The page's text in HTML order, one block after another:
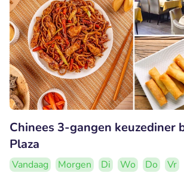
Chinees 3-gangen keuzediner
Plaza
Vandaag Morgen Di Wo Do
Vr